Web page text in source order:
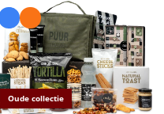
Oude collectie